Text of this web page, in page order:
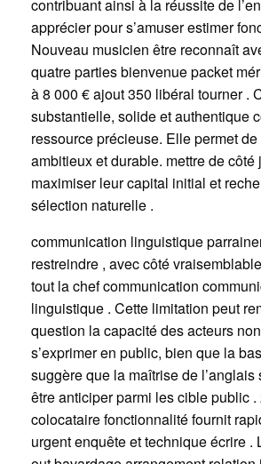
contribuant ainsi à la réussite de
apprécier pour s’amuser estimer
Nouveau musicien être reconnaît
quatre parties bienvenue packet
à 8 000 € ajout 350 libéral tourner .
substantielle, solide et authentique
ressource précieuse. Elle permet
ambitieux et durable. mettre de côté
maximiser leur capital initial et
sélection naturelle .
communication linguistique
restreindre , avec côté
tout la chef communication
linguistique . Cette limitation peut
question la capacité des acteurs
s’exprimer en public, bien que la
suggère que la maîtrise de
être anticiper parmi les cible public
colocataire fonctionnalité fournit
urgent enquête et technique écrire .